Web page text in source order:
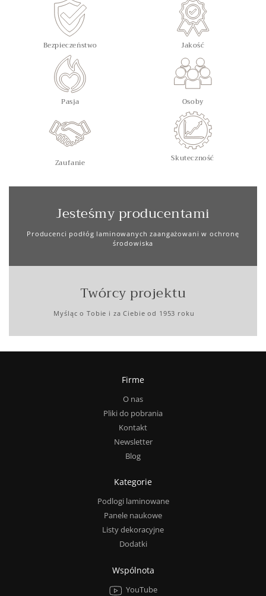
Bezpieczeństwo Jakość
Pasja Osoby
Zaufanie Skuteczność
Jesteśmy producentami
Producenci podłóg laminowanych zaangażowani w ochronę
środowiska
Twórcy projektu
Myśląc o Tobie i za Ciebie od 1953 roku
Firme
O nas
Pliki do pobrania
Kontakt
Newsletter
Blog
Kategorie
Podlogi laminowane
Panele naukowe
Listy dekoracyjne
Dodatki
Wspólnota
YouTube